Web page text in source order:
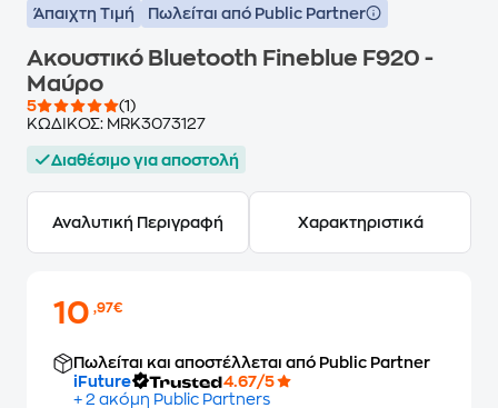
Άπαιχτη Τιμή Πωλείται από Public Partner
Ακουστικό Bluetooth Fineblue F920 -
Μαύρο
5
(1)
ΚΩΔΙΚΟΣ: MRK3073127
Διαθέσιμο για αποστολή
Αναλυτική Περιγραφή Χαρακτηριστικά
10,97€
Πωλείται και αποστέλλεται από Public Partner
iFuture
4.67/5
+ 2 ακόμη Public Partners